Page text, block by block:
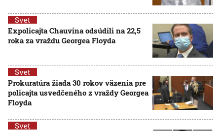
Svet
Expolicajta Chauvina odsúdili na 22,5
roka za vraždu Georgea Floyda
Svet
Prokuratúra žiada 30 rokov väzenia pre
policajta usvedčeného z vraždy Georgea
Floyda
Svet